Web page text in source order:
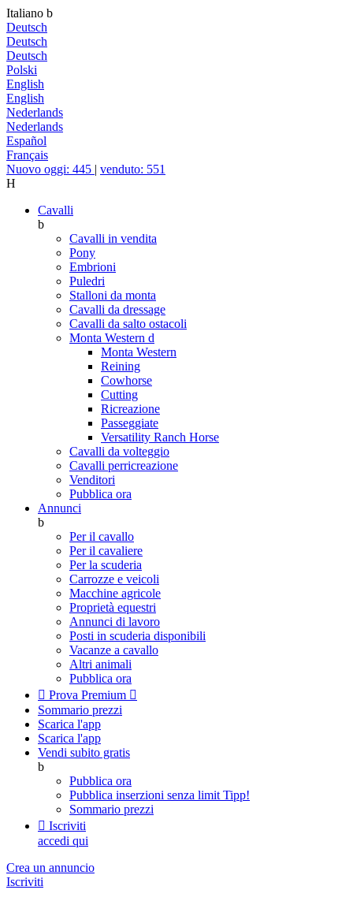
Italiano b
Deutsch
Deutsch
Deutsch
Polski
English
English
Nederlands
Nederlands
Español
Français
Nuovo oggi: 445 | venduto: 551
H
Cavalli
b
Cavalli in vendita
Pony
Embrioni
Puledri
Stalloni da monta
Cavalli da dressage
Cavalli da salto ostacoli
Monta Western d
Monta Western
Reining
Cowhorse
Cutting
Ricreazione
Passeggiate
Versatility Ranch Horse
Cavalli da volteggio
Cavalli perricreazione
Venditori
Pubblica ora
Annunci
b
Per il cavallo
Per il cavaliere
Per la scuderia
Carrozze e veicoli
Macchine agricole
Proprietà equestri
Annunci di lavoro
Posti in scuderia disponibili
Vacanze a cavallo
Altri animali
Pubblica ora
 Prova Premium 
Sommario prezzi
Scarica l'app
Scarica l'app
Vendi subito gratis
b
Pubblica ora
Pubblica inserzioni senza limit Tipp!
Sommario prezzi
 Iscriviti
accedi qui
Crea un annuncio
Iscriviti